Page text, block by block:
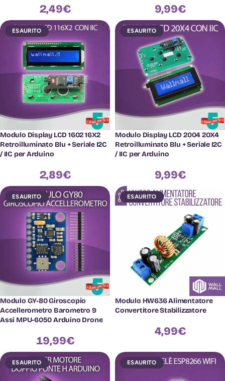
2,49€ 9,99€
ESAURITO
Modulo Display LCD 1602 16X2
Retroilluminato Blu + Seriale I2C
/ IIC per Arduino
2,89€
ESAURITO
Modulo Display LCD 2004 20X4
Retroilluminato Blu + Seriale I2C
/ IIC per Arduino
9,99€
ESAURITO
Modulo GY-80 Giroscopio
Accellerometro Barometro 9
Assi MPU-6050 Arduino Drone
19,99€
ESAURITO
Modulo HW636 Alimentatore
Convertitore Stabilizzatore
4,99€
ESAURITO ESAURITO